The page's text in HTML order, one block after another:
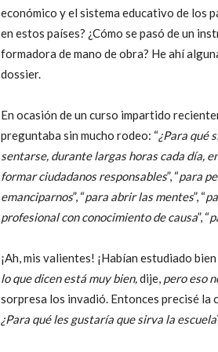
económico y el sistema educativo de los
en estos países? ¿Cómo se pasó de un
formadora de mano de obra? He ahí
dossier.
En ocasión de un curso impartido
preguntaba sin mucho rodeo: “¿Para qué
sentarse, durante largas horas cada día,
formar ciudadanos responsables”, “para
emanciparnos”, “para abrir las mentes”, “
profesional con conocimiento de causa”, “
¡Ah, mis valientes! ¡Habían estudiado
lo que dicen está muy bien,dije, pero eso
sorpresa los invadió. Entonces precisé la
¿Para qué les gustaría que sirva la escuela